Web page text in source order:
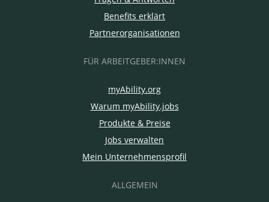
Benefits erklärt
Partnerorganisationen
FÜR ARBEITGEBER:INNEN
myAbility.org
Warum myAbility.jobs
Produkte & Preise
Jobs verwalten
Mein Unternehmensprofil
ALLGEMEIN